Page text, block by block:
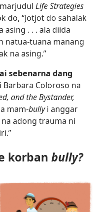
Life Strategies
do, “Jotjot do sahalak
asing . . . ala diida
natua-tuana manang
na asing.”
sebenarna dang
Barbara Coloroso na
and the Bystander,
mam-bullyi anggar
adong trauma ni
korban bully?